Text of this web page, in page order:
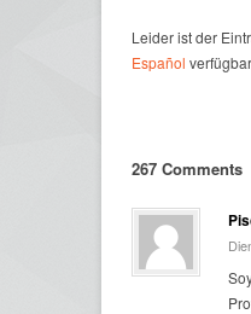
Leider ist der
Español
267 Comments